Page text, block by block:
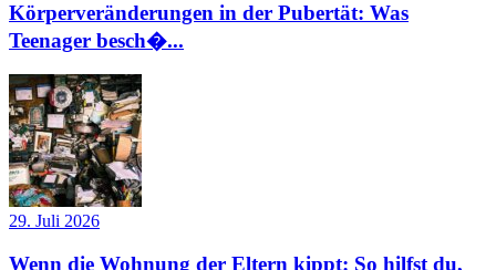
Körperveränderungen in der Pubertät: Was
Teenager besch�...
29. Juli 2026
Wenn die Wohnung der Eltern kippt: So hilfst du,